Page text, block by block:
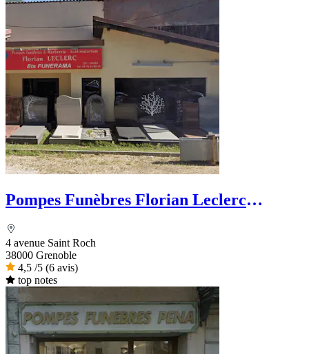
Pompes Funèbres Florian Leclerc
4 avenue Saint Roch
38000 Grenoble
4,5 /5 (6 avis)
top notes